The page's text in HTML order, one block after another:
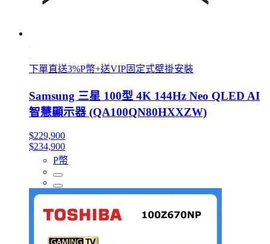
下單直送3%P幣+送VIP固定式壁掛安裝
Samsung 三星 100型 4K 144Hz Neo QLED AI
智慧顯示器 (QA100QN80HXXZW)
$229,900
$234,900
P幣